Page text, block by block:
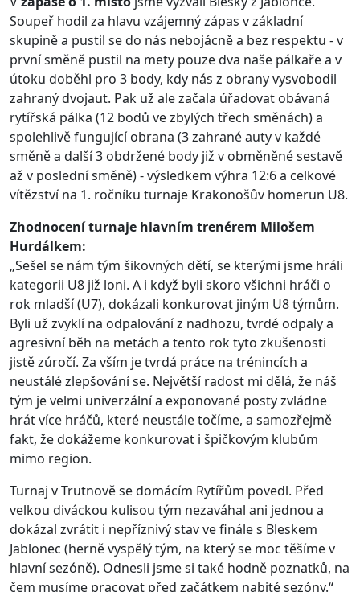
Soupeř hodil za hlavu vzájemný zápas v základní
skupině a pustil se do nás nebojácně a bez respektu - v
první směně pustil na mety pouze dva naše pálkaře a v
útoku doběhl pro 3 body, kdy nás z obrany vysvobodil
zahraný dvojaut. Pak už ale začala úřadovat obávaná
rytířská pálka (12 bodů ve zbylých třech směnách) a
spolehlivě fungující obrana (3 zahrané auty v každé
směně a další 3 obdržené body již v obměněné sestavě
až v poslední směně) - výsledkem výhra 12:6 a celkové
vítězství na 1. ročníku turnaje Krakonošův homerun U8.
Zhodnocení turnaje hlavním trenérem Milošem
Hurdálkem:
„Sešel se nám tým šikovných dětí, se kterými jsme hráli
kategorii U8 již loni. A i když byli skoro všichni hráči o
rok mladší (U7), dokázali konkurovat jiným U8 týmům.
Byli už zvyklí na odpalování z nadhozu, tvrdé odpaly a
agresivní běh na metách a tento rok tyto zkušenosti
jistě zúročí. Za vším je tvrdá práce na trénincích a
neustálé zlepšování se. Největší radost mi dělá, že náš
tým je velmi univerzální a exponované posty zvládne
hrát více hráčů, které neustále točíme, a samozřejmě
fakt, že dokážeme konkurovat i špičkovým klubům
mimo region.
Turnaj v Trutnově se domácím Rytířům povedl. Před
velkou diváckou kulisou tým nezaváhal ani jednou a
dokázal zvrátit i nepříznivý stav ve finále s Bleskem
Jablonec (herně vyspělý tým, na který se moc těšíme v
hlavní sezóně). Odnesli jsme si také hodně poznatků, na
čem musíme pracovat před začátkem nabité sezóny.“